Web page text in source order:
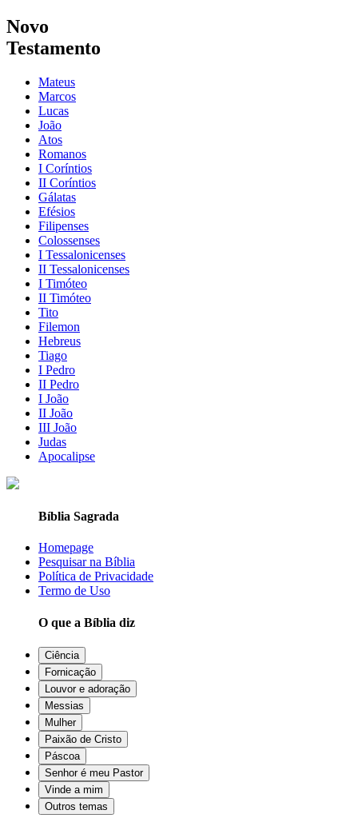
Novo
Testamento
Mateus
Marcos
Lucas
João
Atos
Romanos
I Coríntios
II Coríntios
Gálatas
Efésios
Filipenses
Colossenses
I Tessalonicenses
II Tessalonicenses
I Timóteo
II Timóteo
Tito
Filemon
Hebreus
Tiago
I Pedro
II Pedro
I João
II João
III João
Judas
Apocalipse
Bíblia Sagrada
Homepage
Pesquisar na Bíblia
Política de Privacidade
Termo de Uso
O que a Bíblia diz
Ciência
Fornicação
Louvor e adoração
Messias
Mulher
Paixão de Cristo
Páscoa
Senhor é meu Pastor
Vinde a mim
Outros temas